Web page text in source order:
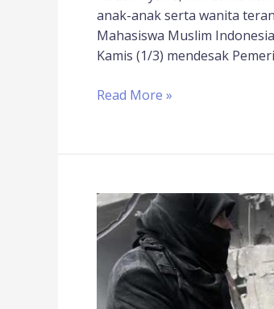
anak-anak serta wanita
Mahasiswa Muslim
Kamis (1/3) mendesak
Read More »
Dunia
Internasional
Harus
Hentikan
Tragedi
Kemanusiaan